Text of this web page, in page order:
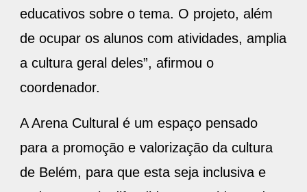
educativos sobre o tema. O projeto, além
de ocupar os alunos com atividades, amplia
a cultura geral deles”, afirmou o
coordenador.
A Arena Cultural é um espaço pensado
para a promoção e valorização da cultura
de Belém, para que esta seja inclusiva e